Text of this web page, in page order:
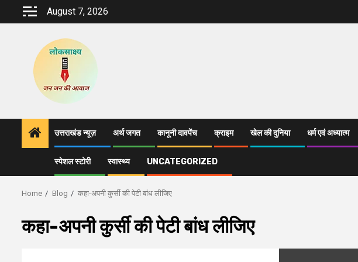
August 7, 2026
उत्तराखंड न्यूज़ अर्थ जगत कानूनी दावपेंच क्राइम खेल की दुनिया धर्म एवं अध्यात्म
स्पेशल स्टोरी स्वास्थ्य UNCATEGORIZED
Home Blog कहा-अपनी कुर्सी की पेटी बांध लीजिए
कहा-अपनी कुर्सी की पेटी बांध लीजिए